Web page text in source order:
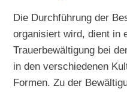
Die Durchführung der
organisiert wird, dient in
Trauerbewältigung bei
in den verschiedenen
Formen. Zu der